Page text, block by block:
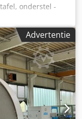
onderstel -
800 mm -
-Gewicht:
Advertentie